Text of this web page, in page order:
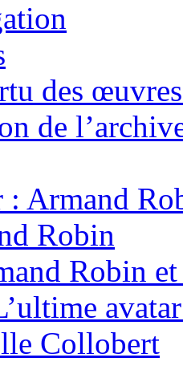
des
de
: Armand
Robin
Robin
Collobert